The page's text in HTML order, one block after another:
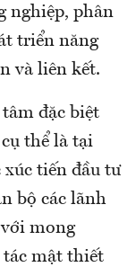
nghiệp, phân
triển năng
và liên kết.
đặc biệt
thể là tại
tiến đầu tư
bộ các lãnh
mong
tác mật thiết